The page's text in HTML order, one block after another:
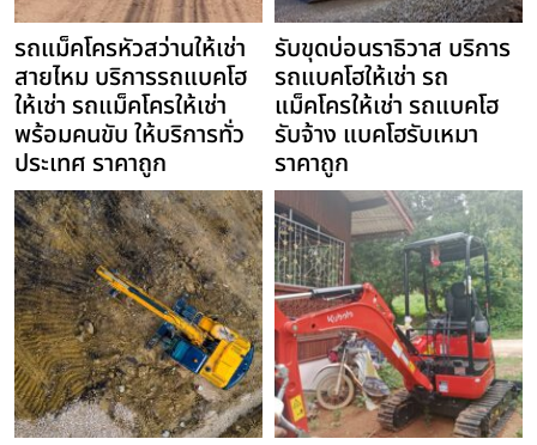
รถแม็คโครหัวสว่านให้เช่า
สายไหม บริการรถแบคโฮ
ให้เช่า รถแม็คโครให้เช่า
พร้อมคนขับ ให้บริการทั่ว
ประเทศ ราคาถูก
รับขุดบ่อนราธิวาส บริการ
รถแบคโฮให้เช่า รถ
แม็คโครให้เช่า รถแบคโฮ
รับจ้าง แบคโฮรับเหมา
ราคาถูก